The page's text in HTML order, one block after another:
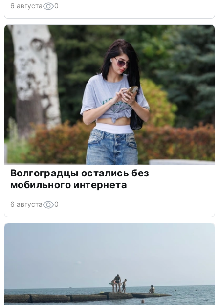
6 августа 0
Волгоградцы остались без
мобильного интернета
6 августа 0